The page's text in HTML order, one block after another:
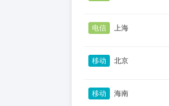
电信 上海
移动 北京
移动 海南